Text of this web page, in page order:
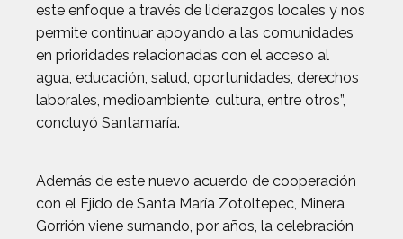
este enfoque a través de liderazgos locales y nos
permite continuar apoyando a las comunidades
en prioridades relacionadas con el acceso al
agua, educación, salud, oportunidades, derechos
laborales, medioambiente, cultura, entre otros”,
concluyó Santamaría.
Además de este nuevo acuerdo de cooperación
con el Ejido de Santa María Zotoltepec, Minera
Gorrión viene sumando, por años, la celebración